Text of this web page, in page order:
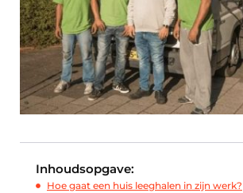
Inhoudsopgave:
Hoe gaat een huis leeghalen in zijn werk?